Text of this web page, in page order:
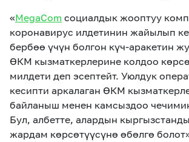
«MegaCom социалдык жооптуу
коронавирус илдетинин жайылып
бербөө үчүн болгон күч-аракетин
ӨКМ кызматкерлерине колдоо
милдети деп эсептейт. Уюлдук
кесипти аркалаган ӨКМ
байланыш менен камсыздоо
Бул, албетте, алардын
жардам көрсөтүүсүнө өбөлгө